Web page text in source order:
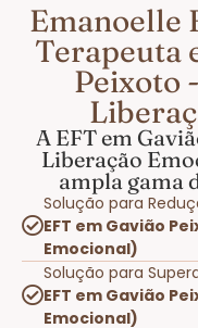
Emanoelle
Terapeuta
Peixoto
A EFT em
Liberação
ampla gama
Solução para
EFT em Gavião
Emocional)
Solução para
EFT em Gavião
Emocional)